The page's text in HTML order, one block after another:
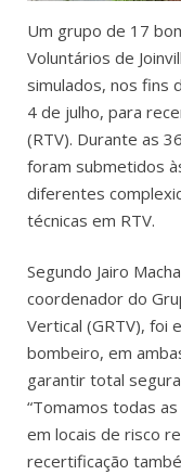
Um grupo de 17
Voluntários de
simulados, nos fins
4 de julho, para
(RTV). Durante as
foram submetidos
diferentes
técnicas em RTV.
Segundo Jairo
coordenador do
Vertical (GRTV), foi
bombeiro, em
garantir total
“Tomamos todas
em locais de risco
recertificação